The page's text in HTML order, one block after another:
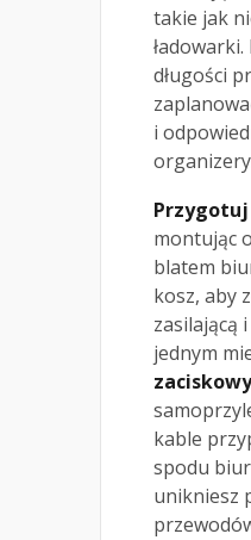
takie jak
długości
i
Przygotuj
montując
blatem
kosz, aby
zasilającą
jednym
kable
spodu
unikniesz